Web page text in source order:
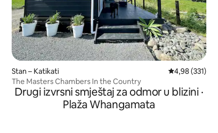
Stan – Katikati Prosječna
4,98 (331)
The Masters Chambers In the Country
Drugi izvrsni smještaj za odmor u blizini ·
Plaža Whangamata